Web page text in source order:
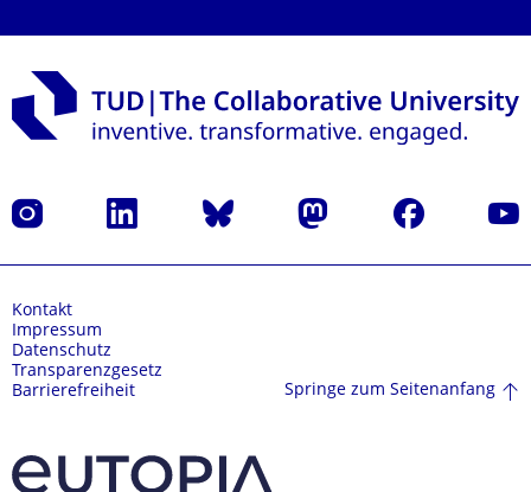
Instagram LinkedIn Bluesky Mastodon Facebook
Kontakt
Impressum
Datenschutz
Transparenzgesetz
Barrierefreiheit
Springe zum Seitenanfang